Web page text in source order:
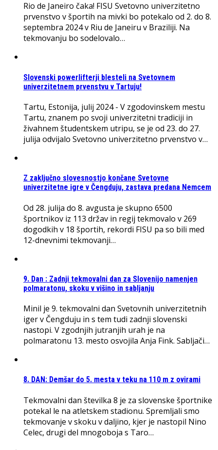
Rio de Janeiro čaka! FISU Svetovno univerzitetno
prvenstvo v športih na mivki bo potekalo od 2. do 8.
septembra 2024 v Riu de Janeiru v Braziliji. Na
tekmovanju bo sodelovalo…
Slovenski powerlifterji blesteli na Svetovnem
univerzitetnem prvenstvu v Tartuju!
Tartu, Estonija, julij 2024 - V zgodovinskem mestu
Tartu, znanem po svoji univerzitetni tradiciji in
živahnem študentskem utripu, se je od 23. do 27.
julija odvijalo Svetovno univerzitetno prvenstvo v…
Z zaključno slovesnostjo končane Svetovne
univerzitetne igre v Čengduju, zastava predana Nemcem
Od 28. julija do 8. avgusta je skupno 6500
športnikov iz 113 držav in regij tekmovalo v 269
dogodkih v 18 športih, rekordi FISU pa so bili med
12-dnevnimi tekmovanji…
9. Dan : Zadnji tekmovalni dan za Slovenijo namenjen
polmaratonu, skoku v višino in sabljanju
Minil je 9. tekmovalni dan Svetovnih univerzitetnih
iger v Čengduju in s tem tudi zadnji slovenski
nastopi. V zgodnjih jutranjih urah je na
polmaratonu 13. mesto osvojila Anja Fink. Sabljači…
8. DAN: Demšar do 5. mesta v teku na 110 m z ovirami
Tekmovalni dan številka 8 je za slovenske športnike
potekal le na atletskem stadionu. Spremljali smo
tekmovanje v skoku v daljino, kjer je nastopil Nino
Celec, drugi del mnogoboja s Taro…